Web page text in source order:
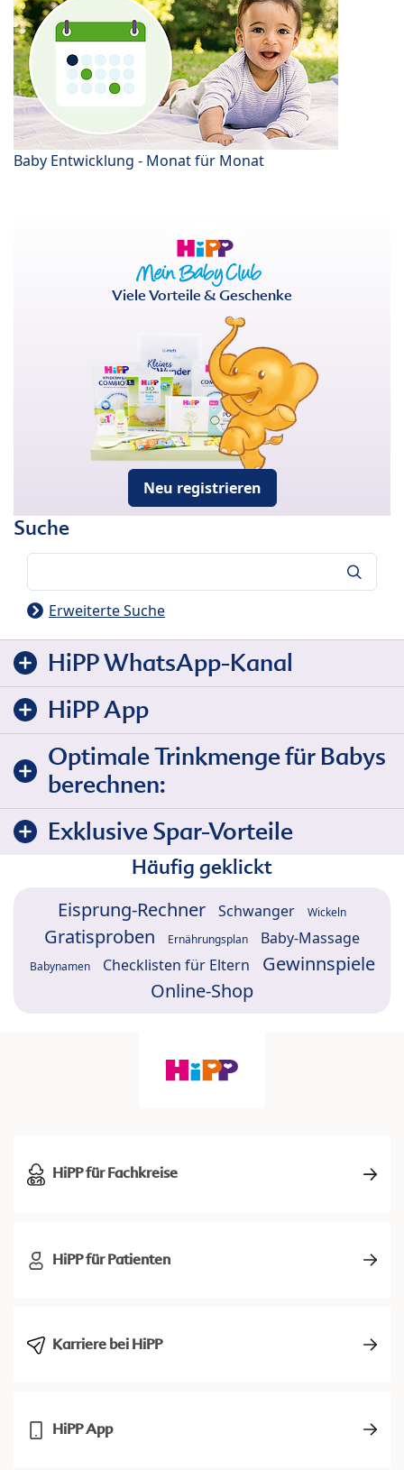
Baby Entwicklung - Monat für Monat
Viele Vorteile & Geschenke
Neu registrieren
Suche
Erweiterte Suche
HiPP WhatsApp-Kanal
HiPP App
Optimale Trinkmenge für Babys
berechnen:
Exklusive Spar-Vorteile
Häufig geklickt
Eisprung-Rechner Schwanger Wickeln
Gratisproben Ernährungsplan Baby-Massage
Babynamen Checklisten für Eltern
Gewinnspiele
Online-Shop
HiPP für Fachkreise
HiPP für Patienten
Karriere bei HiPP
HiPP App